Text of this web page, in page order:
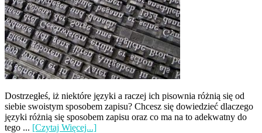
Dostrzegłeś, iż niektóre języki a raczej ich pisownia różnią się od
siebie swoistym sposobem zapisu? Chcesz się dowiedzieć dlaczego
języki różnią się sposobem zapisu oraz co ma na to adekwatny do
tego ... [Czytaj Więcej...]